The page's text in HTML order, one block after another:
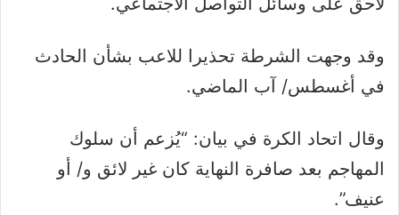
وقد وجهت الشرطة تحذيرا للاعب بشأن الحادث
في أغسطس/ آب الماضي.
وقال اتحاد الكرة في بيان: “يُزعم أن سلوك
المهاجم بعد صافرة النهاية كان غير لائق و/ أو
عنيف”.